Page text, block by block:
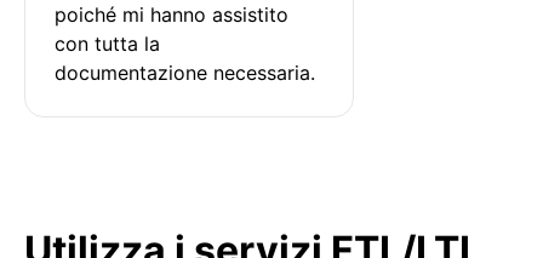
poiché mi hanno assistito
con tutta la
documentazione necessaria.